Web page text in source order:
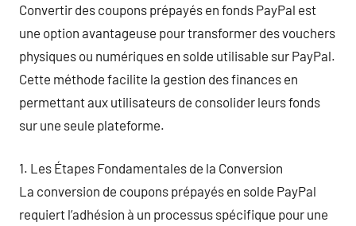
Convertir des coupons prépayés en fonds PayPal est
une option avantageuse pour transformer des vouchers
physiques ou numériques en solde utilisable sur PayPal.
Cette méthode facilite la gestion des finances en
permettant aux utilisateurs de consolider leurs fonds
sur une seule plateforme.
1. Les Étapes Fondamentales de la Conversion
La conversion de coupons prépayés en solde PayPal
requiert l’adhésion à un processus spécifique pour une